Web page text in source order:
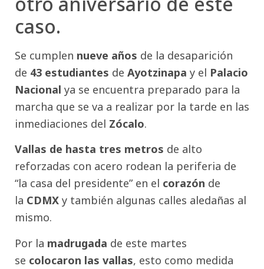
caso.
Se cumplen nueve años de la desaparición
de 43 estudiantes de Ayotzinapa y el Palacio
Nacional ya se encuentra preparado para la
marcha que se va a realizar por la tarde en las
inmediaciones del Zócalo.
Vallas de hasta tres metros de alto
reforzadas con acero rodean la periferia de
“la casa del presidente” en el corazón de
la CDMX y también algunas calles aledañas al
mismo.
Por la madrugada de este martes
se colocaron las vallas, esto como medida